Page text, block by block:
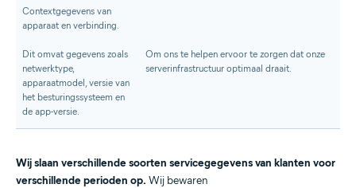
Contextgegevens van
apparaat en verbinding.
Dit omvat gegevens zoals
netwerktype,
apparaatmodel, versie van
het besturingssysteem en
de app-versie.
Om ons te helpen ervoor te zorgen dat onze
serverinfrastructuur optimaal draait.
Wij slaan verschillende soorten servicegegevens van klanten voor
verschillende perioden op. Wij bewaren